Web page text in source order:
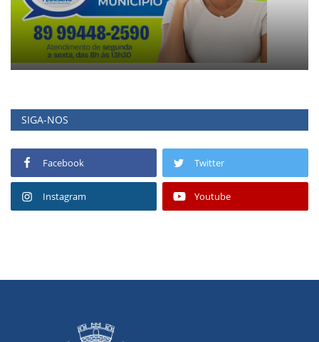
SIGA-NOS
Facebook Twitter
Instagram Youtube